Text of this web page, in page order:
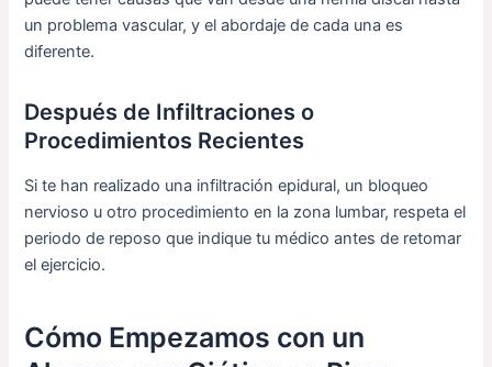
un problema vascular, y el abordaje de cada una es
diferente.
Después de Infiltraciones o
Procedimientos Recientes
Si te han realizado una infiltración epidural, un bloqueo
nervioso u otro procedimiento en la zona lumbar, respeta el
periodo de reposo que indique tu médico antes de retomar
el ejercicio.
Cómo Empezamos con un